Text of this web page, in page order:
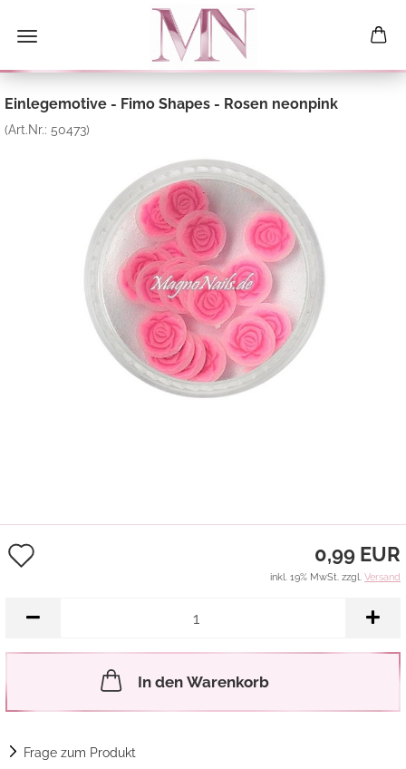
Einlegemotive - Fimo Shapes - Rosen neonpink
(Art.Nr.: 50473)
Merkzettel
0,99 EUR
inkl. 19% MwSt. zzgl. Versand
In den Warenkorb
Frage zum Produkt